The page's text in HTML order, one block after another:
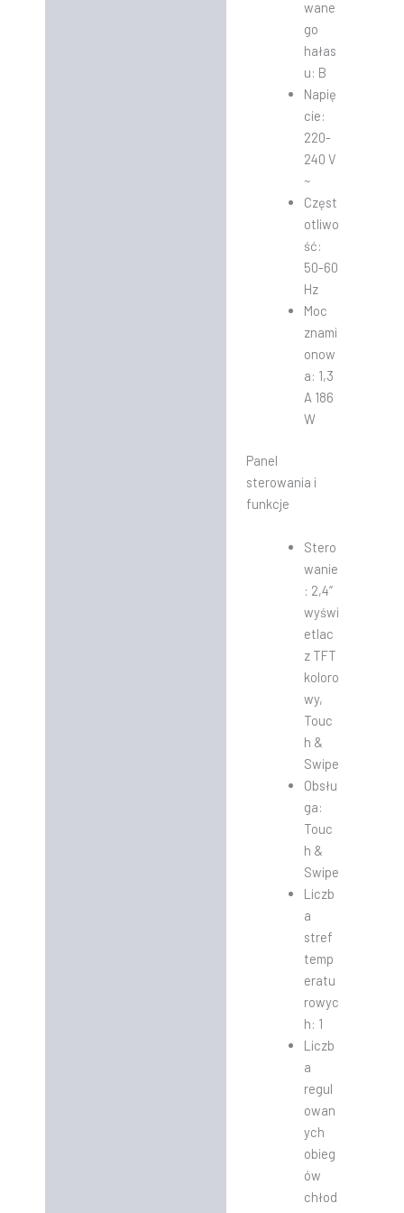
wane
go
hałas
u: B
Napię
cie:
220-
240 V
~
Częst
otliwo
ść:
50-60
Hz
Moc
znami
onow
a: 1,3
A 186
W
Panel
sterowania i
funkcje
Stero
wanie
: 2,4“
wyświ
etlac
z TFT
koloro
wy,
Touc
h &
Swipe
Obsłu
ga:
Touc
h &
Swipe
Liczb
a
stref
temp
eratu
rowyc
h: 1
Liczb
a
regul
owan
ych
obieg
ów
chłod